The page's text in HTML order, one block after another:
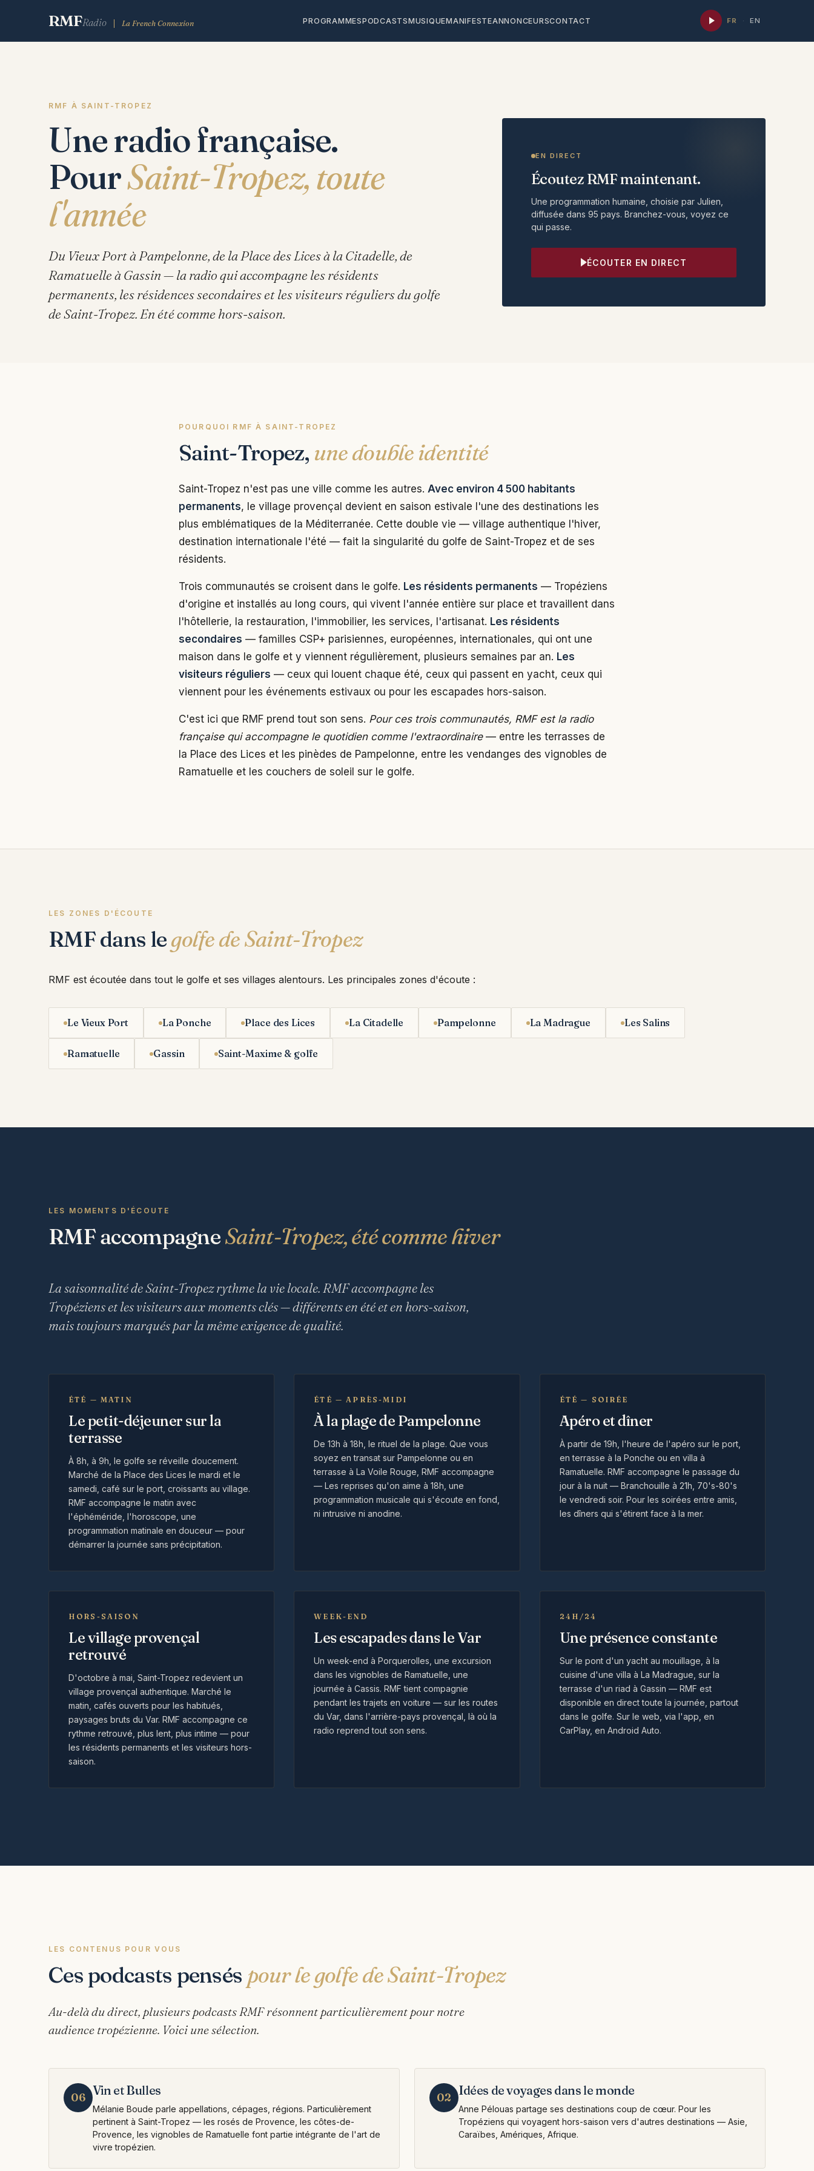
RMFRadio La French Connexion PROGRAMMESPODCASTSMUSIQUEMANIFESTEANNONCEURSCONTACT FR · EN
RMF À SAINT-TROPEZ
Une radio française.
PourSaint-Tropez, toute
l'année
Du Vieux Port à Pampelonne, de la Place des Lices à la Citadelle, de
Ramatuelle à Gassin — la radio qui accompagne les résidents
permanents, les résidences secondaires et les visiteurs réguliers du golfe
de Saint-Tropez. En été comme hors-saison.
EN DIRECT
Écoutez RMF maintenant.
Une programmation humaine, choisie par Julien,
diffusée dans 95 pays. Branchez-vous, voyez ce
qui passe.
ÉCOUTER EN DIRECT
POURQUOI RMF À SAINT-TROPEZ
Saint-Tropez, une double identité
Saint-Tropez n'est pas une ville comme les autres. Avec environ 4 500 habitants
permanents, le village provençal devient en saison estivale l'une des destinations les
plus emblématiques de la Méditerranée. Cette double vie — village authentique l'hiver,
destination internationale l'été — fait la singularité du golfe de Saint-Tropez et de ses
résidents.
Trois communautés se croisent dans le golfe. Les résidents permanents — Tropéziens
d'origine et installés au long cours, qui vivent l'année entière sur place et travaillent dans
l'hôtellerie, la restauration, l'immobilier, les services, l'artisanat. Les résidents
secondaires — familles CSP+ parisiennes, européennes, internationales, qui ont une
maison dans le golfe et y viennent régulièrement, plusieurs semaines par an. Les
visiteurs réguliers — ceux qui louent chaque été, ceux qui passent en yacht, ceux qui
viennent pour les événements estivaux ou pour les escapades hors-saison.
C'est ici que RMF prend tout son sens. Pour ces trois communautés, RMF est la radio
française qui accompagne le quotidien comme l'extraordinaire— entre les terrasses de
la Place des Lices et les pinèdes de Pampelonne, entre les vendanges des vignobles de
Ramatuelle et les couchers de soleil sur le golfe.
LES ZONES D'ÉCOUTE
RMF dans legolfe de Saint-Tropez
RMF est écoutée dans tout le golfe et ses villages alentours. Les principales zones d'écoute :
Le Vieux Port La Ponche Place des Lices La Citadelle Pampelonne La Madrague Les Salins
Ramatuelle Gassin Saint-Maxime & golfe
LES MOMENTS D'ÉCOUTE
RMF accompagneSaint-Tropez, été comme hiver
La saisonnalité de Saint-Tropez rythme la vie locale. RMF accompagne les
Tropéziens et les visiteurs aux moments clés — différents en été et en hors-saison,
mais toujours marqués par la même exigence de qualité.
ÉTÉ — MATIN
Le petit-déjeuner sur la
terrasse
À 8h, à 9h, le golfe se réveille doucement.
Marché de la Place des Lices le mardi et le
samedi, café sur le port, croissants au village.
RMF accompagne le matin avec
l'éphéméride, l'horoscope, une
programmation matinale en douceur — pour
démarrer la journée sans précipitation.
ÉTÉ — APRÈS-MIDI
À la plage de Pampelonne
De 13h à 18h, le rituel de la plage. Que vous
soyez en transat sur Pampelonne ou en
terrasse à La Voile Rouge, RMF accompagne
— Les reprises qu'on aime à 18h, une
programmation musicale qui s'écoute en fond,
ni intrusive ni anodine.
ÉTÉ — SOIRÉE
Apéro et dîner
À partir de 19h, l'heure de l'apéro sur le port,
en terrasse à la Ponche ou en villa à
Ramatuelle. RMF accompagne le passage du
jour à la nuit — Branchouille à 21h, 70's-80's
le vendredi soir. Pour les soirées entre amis,
les dîners qui s'étirent face à la mer.
HORS-SAISON
Le village provençal
retrouvé
D'octobre à mai, Saint-Tropez redevient un
village provençal authentique. Marché le
matin, cafés ouverts pour les habitués,
paysages bruts du Var. RMF accompagne ce
rythme retrouvé, plus lent, plus intime — pour
les résidents permanents et les visiteurs hors-
saison.
WEEK-END
Les escapades dans le Var
Un week-end à Porquerolles, une excursion
dans les vignobles de Ramatuelle, une
journée à Cassis. RMF tient compagnie
pendant les trajets en voiture — sur les routes
du Var, dans l'arrière-pays provençal, là où la
radio reprend tout son sens.
24H/24
Une présence constante
Sur le pont d'un yacht au mouillage, à la
cuisine d'une villa à La Madrague, sur la
terrasse d'un riad à Gassin — RMF est
disponible en direct toute la journée, partout
dans le golfe. Sur le web, via l'app, en
CarPlay, en Android Auto.
LES CONTENUS POUR VOUS
Ces podcasts pensés pour le golfe de Saint-Tropez
Au-delà du direct, plusieurs podcasts RMF résonnent particulièrement pour notre
audience tropézienne. Voici une sélection.
06 Vin et Bulles
Mélanie Boude parle appellations, cépages, régions. Particulièrement
pertinent à Saint-Tropez — les rosés de Provence, les côtes-de-
Provence, les vignobles de Ramatuelle font partie intégrante de l'art de
vivre tropézien.
02 Idées de voyages dans le monde
Anne Pélouas partage ses destinations coup de cœur. Pour les
Tropéziens qui voyagent hors-saison vers d'autres destinations — Asie,
Caraïbes, Amériques, Afrique.